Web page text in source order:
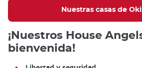
Nuestras casas de
¡Nuestros House
bienvenida!